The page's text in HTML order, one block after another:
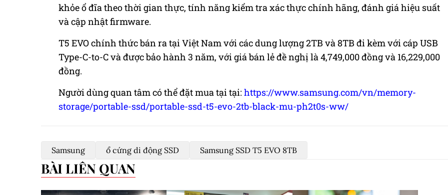
khỏe ổ đĩa theo thời gian thực, tính năng kiểm tra xác thực chính hãng, đánh giá hiệu suất
và cập nhật firmware.
T5 EVO chính thức bán ra tại Việt Nam với các dung lượng 2TB và 8TB đi kèm với cáp USB
Type-C-to-C và được bảo hành 3 năm, với giá bán lẻ đề nghị là 4,749,000 đồng và 16,229,000
đồng.
Người dùng quan tâm có thể đặt mua tại tại: https://www.samsung.com/vn/memory-
storage/portable-ssd/portable-ssd-t5-evo-2tb-black-mu-ph2t0s-ww/
Samsung ổ cứng di động SSD Samsung SSD T5 EVO 8TB
BÀI LIÊN QUAN